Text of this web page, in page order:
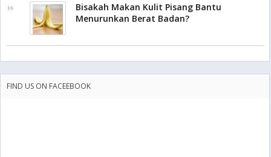
Bisakah Makan Kulit Pisang Bantu
Menurunkan Berat Badan?
FIND US ON FACEEBOOK